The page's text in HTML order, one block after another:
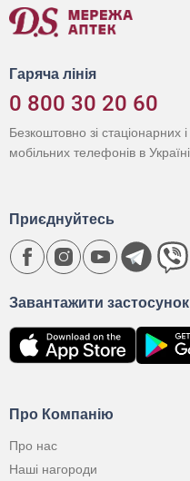
Гаряча лінія
0 800 30 20 60
Безкоштовно зі стаціонарних і
мобільних телефонів в Україні
Про Компанію
Про нас
Наші нагороди
Завантажити застосунок
Приєднуйтесь